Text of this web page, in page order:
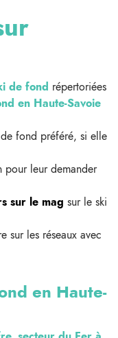
de fond répertoriées
en Haute-Savoie
fond préféré, si elle
pour leur demander
sur le mag sur le ski
sur les réseaux avec
en Haute-